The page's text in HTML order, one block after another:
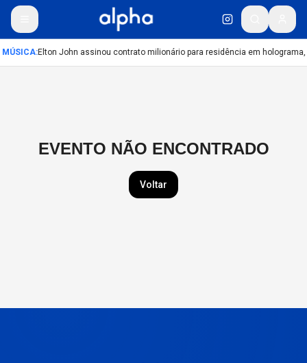
MÚSICA:Elton John assinou contrato milionário para residência em
EVENTO NÃO ENCONTRADO
Voltar